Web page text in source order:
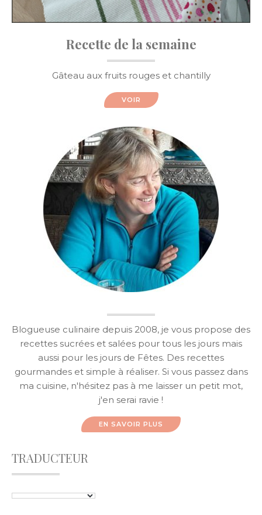
Recette de la semaine
Gâteau aux fruits rouges et chantilly
VOIR
Blogueuse culinaire depuis 2008, je vous propose des
recettes sucrées et salées pour tous les jours mais
aussi pour les jours de Fêtes. Des recettes
gourmandes et simple à réaliser. Si vous passez dans
ma cuisine, n'hésitez pas à me laisser un petit mot,
j'en serai ravie !
EN SAVOIR PLUS
TRADUCTEUR